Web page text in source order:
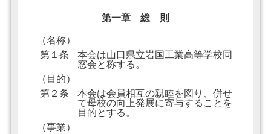
第一章 総 則
（名称）
第１条
本会は山口県立岩国工業高等学校同
窓会と称する。
（目的）
第２条
本会は会員相互の親睦を図り、併せ
て母校の向上発展に寄与することを
目的とする。
（事業）